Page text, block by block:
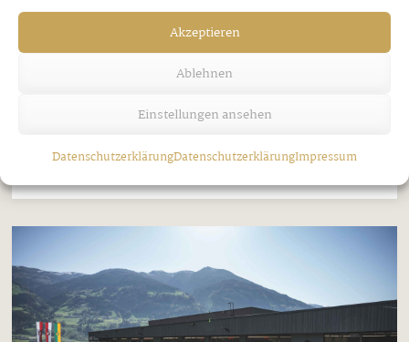
Akzeptieren
Ablehnen
Einstellungen ansehen
DatenschutzerklärungDatenschutzerklärungImpressum
Ein gelungenes Gemeinschaftsprojekt für die
Region wurde am Mittwoch, den 22. April am
SponsorInnen konnte ein neues Spielmobil